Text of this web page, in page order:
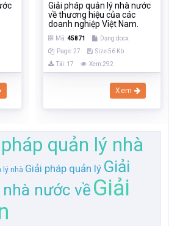
Giải pháp quản lý nhà nước
về thương hiệu của các
doanh nghiệp Việt Nam.
Mã:45871
Dạng:docx
Page: 27
Size:56 Kb
Tải: 17
Xem:292
Xem
quản lý nhà
lý nhà Giải pháp quản lý Giải
nước về Giải